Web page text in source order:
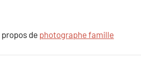
de photographe famille